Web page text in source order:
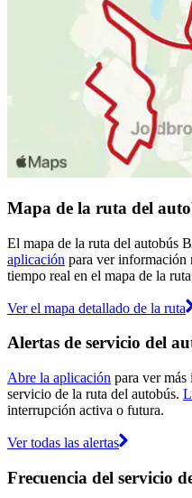
Mapa de la ruta del
El mapa de la ruta del autobús
aplicación para ver información
tiempo real en el mapa de la
Ver el mapa detallado de la ruta
Alertas de servicio del
Abre la aplicación para ver más
servicio de la ruta del autobús.
interrupción activa o futura.
Ver todas las alertas
Frecuencia del servicio